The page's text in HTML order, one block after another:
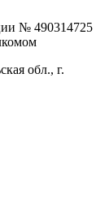
№ 490314725
обл., г.